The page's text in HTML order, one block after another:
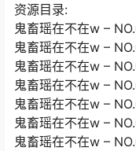
资源目录:
鬼畜瑶在不在w –
鬼畜瑶在不在w –
鬼畜瑶在不在w –
鬼畜瑶在不在w –
鬼畜瑶在不在w –
鬼畜瑶在不在w –
鬼畜瑶在不在w –